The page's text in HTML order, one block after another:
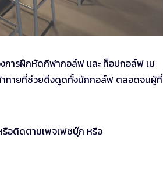
การฝึกหัดกีฬากอล์ฟ และ ท็อปกอล์ฟ เม
ทายที่ช่วยดึงดูดทั้งนักกอล์ฟ ตลอดจนผู้ที่
อติดตามเพจเฟซบุ๊ก หรือ